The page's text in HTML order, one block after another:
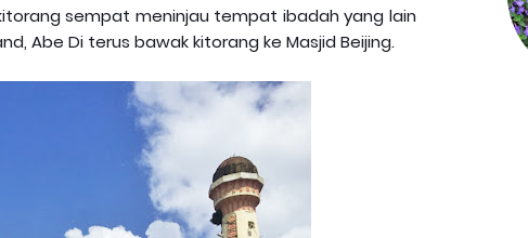
sempat meninjau tempat ibadah yang lain
Abe Di terus bawak kitorang ke Masjid Beijing.